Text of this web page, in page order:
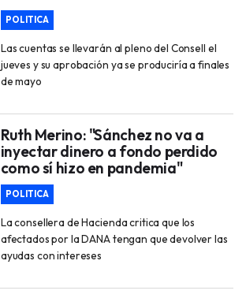
POLITICA
Las cuentas se llevarán al pleno del Consell el
jueves y su aprobación ya se produciría a finales
de mayo
Ruth Merino: "Sánchez no va a
inyectar dinero a fondo perdido
como sí hizo en pandemia"
POLITICA
La consellera de Hacienda critica que los
afectados por la DANA tengan que devolver las
ayudas con intereses